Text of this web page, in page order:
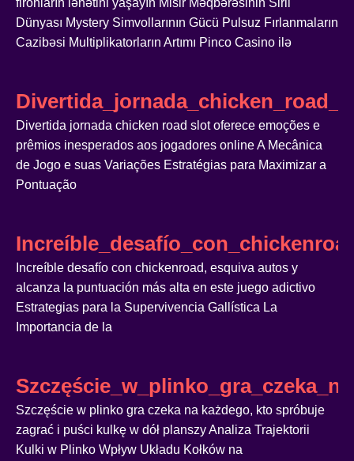
fironların lənətini yaşayın Misir Məqbərəsinin Sirli
Dünyası Mystery Simvollarının Gücü Pulsuz Fırlanmaların
Cazibəsi Multiplikatorların Artımı Pinco Casino ilə
Divertida jornada chicken road slot oferece emoções e
prêmios inesperados aos jogadores online A Mecânica
de Jogo e suas Variações Estratégias para Maximizar a
Pontuação
Increíble desafío con chickenroad, esquiva autos y
alcanza la puntuación más alta en este juego adictivo
Estrategias para la Supervivencia Gallística La
Importancia de la
Szczęście w plinko gra czeka na każdego, kto spróbuje
zagrać i puści kulkę w dół planszy Analiza Trajektorii
Kulki w Plinko Wpływ Układu Kołków na